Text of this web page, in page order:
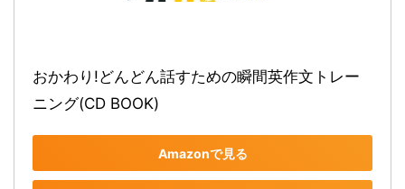
おかわり!どんどん話すための瞬間英作文トレー
ニング(CD BOOK)
Amazonで見る